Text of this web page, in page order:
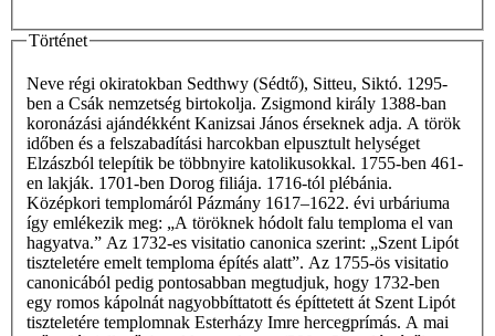
Történet
Neve régi okiratokban Sedthwy (Sédtő), Sitteu, Siktó. 1295-
ben a Csák nemzetség birtokolja. Zsigmond király 1388-ban
koronázási ajándékként Kanizsai János érseknek adja. A török
időben és a felszabadítási harcokban elpusztult helységet
Elzászból telepítik be többnyire katolikusokkal. 1755-ben 461-
en lakják. 1701-ben Dorog filiája. 1716-tól plébánia.
Középkori templomáról Pázmány 1617–1622. évi urbáriuma
így emlékezik meg: „A töröknek hódolt falu temploma el van
hagyatva.” Az 1732-es visitatio canonica szerint: „Szent Lipót
tiszteletére emelt temploma építés alatt”. Az 1755-ös visitatio
canonicából pedig pontosabban megtudjuk, hogy 1732-ben
egy romos kápolnát nagyobbíttatott és építtetett át Szent Lipót
tiszteletére templomnak Esterházy Imre hercegprímás. A mai